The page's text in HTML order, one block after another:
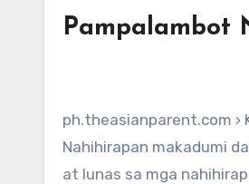
Pampalambot
ph.theasianparent.com ›
Nahihirapan makadumi dahil sa tibi o constipation? Narito ang mga home remedies para pampalambot ng dumi
at lunas sa mga